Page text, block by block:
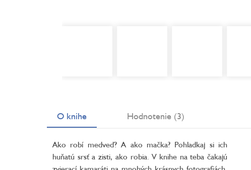
O knihe Hodnotenie (3)
Ako robí medveď? A ako mačka? Pohladkaj si ich
huňatú srsť a zisti, ako robia. V knihe na teba čakajú